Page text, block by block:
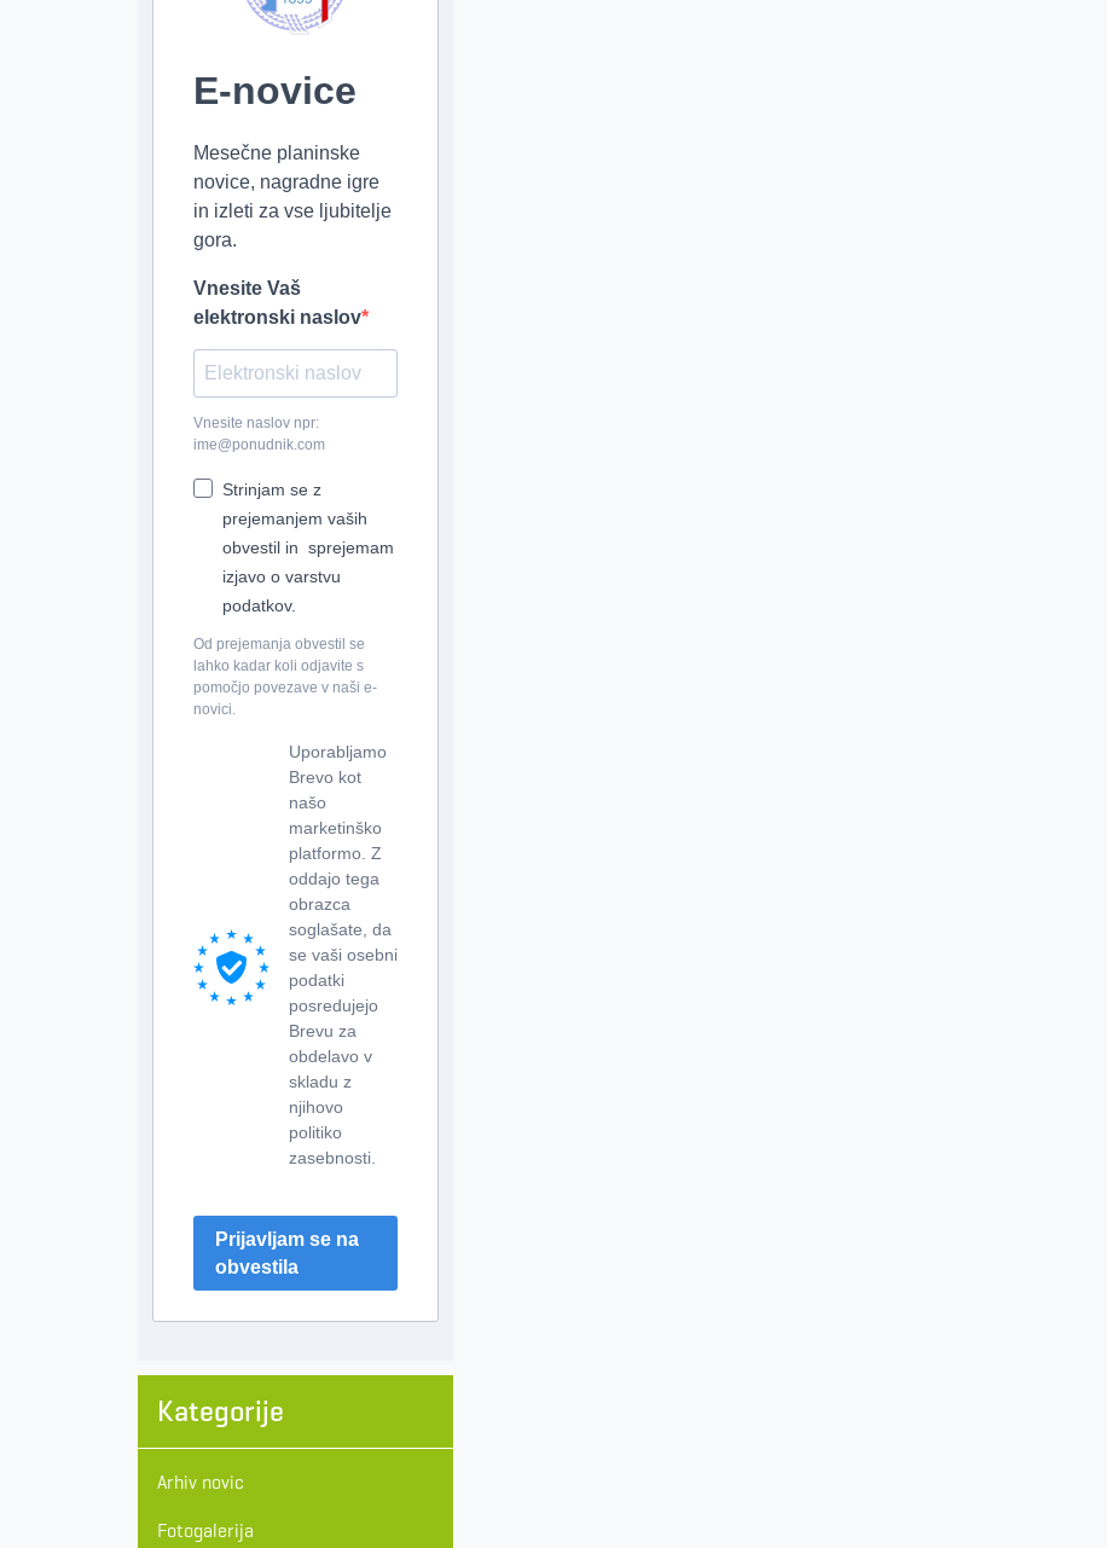
E-novice
Mesečne planinske
novice, nagradne igre
in izleti za vse ljubitelje
gora.
Vnesite Vaš
elektronski naslov
Vnesite naslov npr:
ime@ponudnik.com
Strinjam se z
prejemanjem vaših
obvestil in sprejemam
izjavo o varstvu
podatkov.
Od prejemanja obvestil se
lahko kadar koli odjavite s
pomočjo povezave v naši e-
novici.
Uporabljamo
Brevo kot
našo
marketinško
platformo. Z
oddajo tega
obrazca
soglašate, da
se vaši osebni
podatki
posredujejo
Brevu za
obdelavo v
skladu z
njihovo
politiko
zasebnosti.
Prijavljam se na
obvestila
Kategorije
Arhiv novic
Fotogalerija